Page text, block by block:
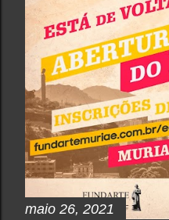
maio 26, 2021